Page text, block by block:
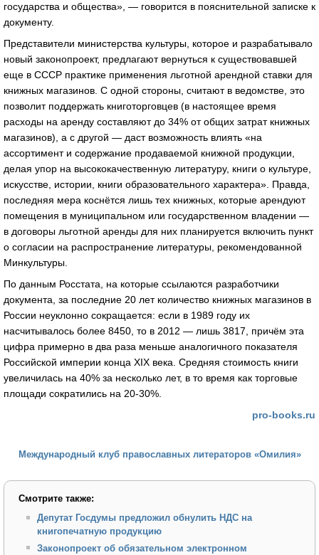
государства и общества», — говорится в пояснительной записке к
документу.
Представители министерства культуры, которое и разрабатывало
новый законопроект, предлагают вернуться к существовавшей
еще в СССР практике применения льготной арендной ставки для
книжных магазинов. С одной стороны, считают в ведомстве, это
позволит поддержать книготорговцев (в настоящее время
расходы на аренду составляют до 34% от общих затрат книжных
магазинов), а с другой — даст возможность влиять «на
ассортимент и содержание продаваемой книжной продукции,
делая упор на высококачественную литературу, книги о культуре,
искусстве, истории, книги образовательного характера». Правда,
последняя мера коснётся лишь тех книжных, которые арендуют
помещения в муниципальном или государственном владении —
в договоры льготной аренды для них планируется включить пункт
о согласии на распространение литературы, рекомендованной
Минкультуры.
По данным Росстата, на которые ссылаются разработчики
документа, за последние 20 лет количество книжных магазинов в
России неуклонно сокращается: если в 1989 году их
насчитывалось более 8450, то в 2012 — лишь 3817, причём эта
цифра примерно в два раза меньше аналогичного показателя
Российской империи конца ХІХ века. Средняя стоимость книги
увеличилась на 40% за несколько лет, в то время как торговые
площади сократились на 20-30%.
pro-books.ru
Международный клуб православных литераторов «Омилия»
Смотрите также:
Депутат Госдумы предложил обнулить НДС на
книгопечатную продукцию
Законопроект об обязательном электронном